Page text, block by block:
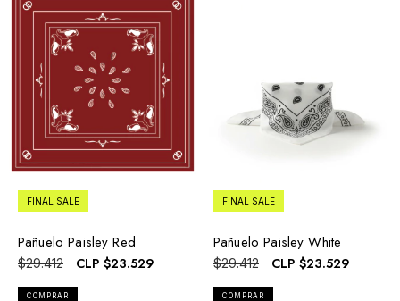
FINAL SALE
Pañuelo Paisley Red
$29.412 CLP $23.529
COMPRAR
FINAL SALE
Pañuelo Paisley White
$29.412 CLP $23.529
COMPRAR